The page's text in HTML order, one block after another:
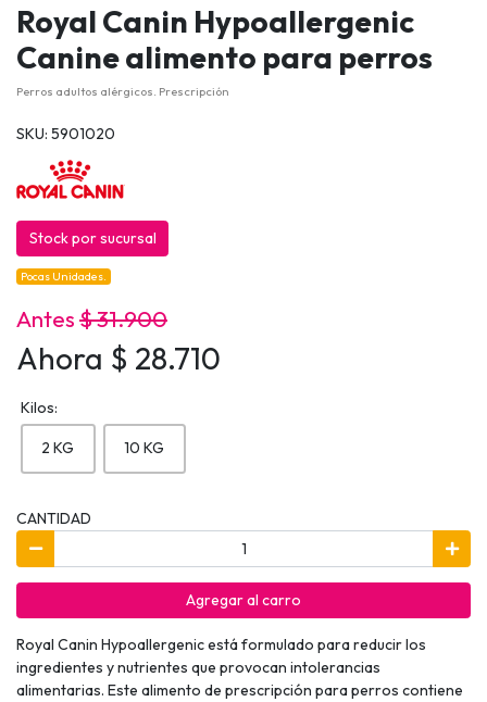
Royal Canin Hypoallergenic
Canine alimento para perros
Perros adultos alérgicos. Prescripción
SKU: 5901020
Stock por sucursal
Pocas Unidades.
Antes$ 31.900
Ahora $ 28.710
Kilos:
2 KG 10 KG
CANTIDAD
Agregar al carro
Royal Canin Hypoallergenic está formulado para reducir los
ingredientes y nutrientes que provocan intolerancias
alimentarias. Este alimento de prescripción para perros contiene